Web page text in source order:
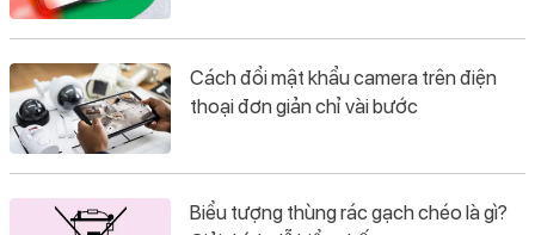
Cách đổi mật khẩu camera trên điện
thoại đơn giản chỉ vài bước
Biểu tượng thùng rác gạch chéo là gì?